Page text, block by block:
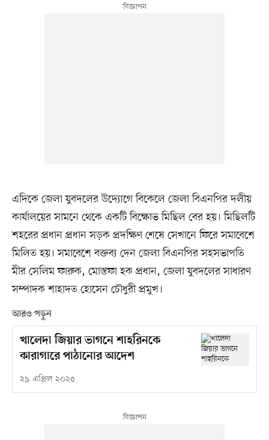
এদিকে জেলা যুবদলের উদ্যোগে বিকেলে জেলা বিএনপির দলীয়
কার্যালয়ের সামনে থেকে একটি বিক্ষোভ মিছিল বের হয়। মিছিলটি
শহরের প্রধান প্রধান সড়ক প্রদক্ষিণ শেষে সেখানে ফিরে সমাবেশে
মিলিত হয়। সমাবেশে বক্তব্য দেন জেলা বিএনপির সহসভাপতি
মীর সেলিম ফারুক, মোস্তফা হক প্রধান, জেলা যুবদলের সাধারণ
সম্পাদক শাহাদত হোসেন চৌধুরী প্রমুখ।
আরও পড়ুন
খালেদা জিয়ার ভাগনে শাহরিনকে
কারাগারে পাঠানোর আদেশ
২৯ এপ্রিল ২০২৫